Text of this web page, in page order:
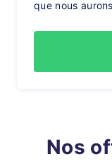
que nous
Nos